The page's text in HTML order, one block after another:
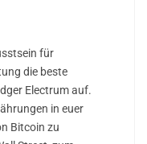
für
die beste
Electrum auf.
in euer
Bitcoin zu